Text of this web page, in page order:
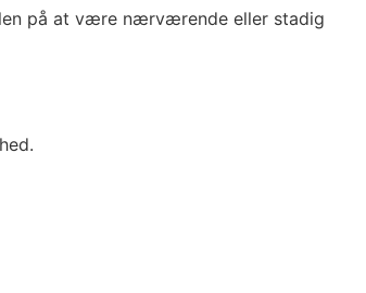
på at være nærværende eller stadig